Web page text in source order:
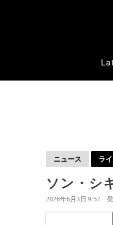
ニュース ラ
ソン・シ
2026年6月3日 9:57